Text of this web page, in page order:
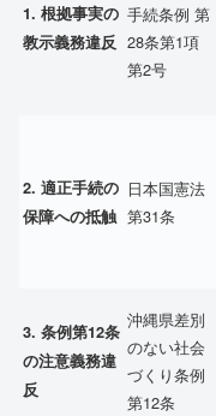
1. 根拠事実の
教示義務違反
手続条例 第
28条第1項
第2号
2. 適正手続の
保障への抵触
日本国憲法
第31条
3. 条例第12条
の注意義務違
反
沖縄県差別
のない社会
づくり条例
第12条